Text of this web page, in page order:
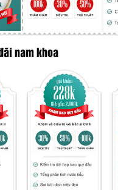
nam khoa